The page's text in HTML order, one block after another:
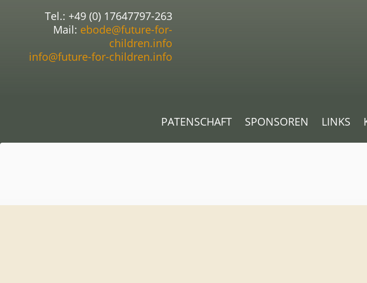
Tel.: +49 (0) 17647797-263
Mail: ebode@future-for-
children.info
info@future-for-children.info
PATENSCHAFT SPONSOREN LINKS